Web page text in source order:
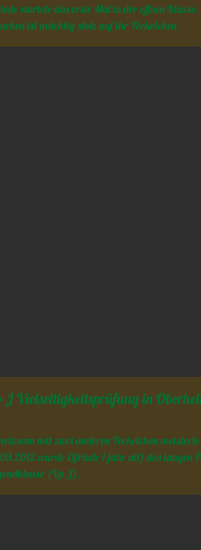
startete das erste Mal in der offnen Klasse.
ist mächtig stolz auf ihr Teckelchen
J Vielseitigkeitsprüfung in
mit zwei anderen Teckelchen
wurde Elfriede 1 jahr alt) den langen
(Vp-J).